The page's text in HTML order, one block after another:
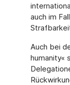
auch im
Auch bei
humanity«